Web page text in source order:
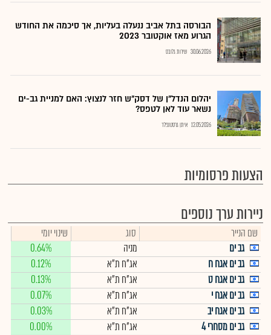
הבורסה בתל אביב ננעלה בעליות, אך סיכמה את החודש
הגרוע מאז אוקטובר 2023
30.06.2026 שירות גלובס
יהלום הנדל"ן של דסק"ש חזר לנצוץ: האם למניית גב-ים
נשאר עוד לאן לטפס?
12.05.2026 איתן גרסטנפלד
הצעות פרסומיות
ניירות ערך נוספים
שם הנייר סוג
שינוי יומי
גב ים
מניה
0.64%
גב ים אגח ח
אג"ח ת"א
0.12%
גב ים אגח ט
אג"ח ת"א
0.13%
גב ים אגח י
אג"ח ת"א
0.07%
גב ים אגח יב
אג"ח ת"א
0.03%
גב ים מסחרי 4
אג"ח ת"א 0.00%